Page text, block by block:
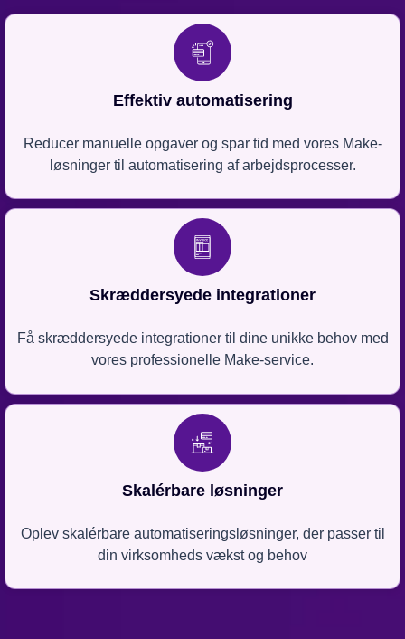
Effektiv automatisering
Reducer manuelle opgaver og spar tid med vores Make-
løsninger til automatisering af arbejdsprocesser.
Skræddersyede integrationer
Få skræddersyede integrationer til dine unikke behov med
vores professionelle Make-service.
Skalérbare løsninger
Oplev skalérbare automatiseringsløsninger, der passer til
din virksomheds vækst og behov